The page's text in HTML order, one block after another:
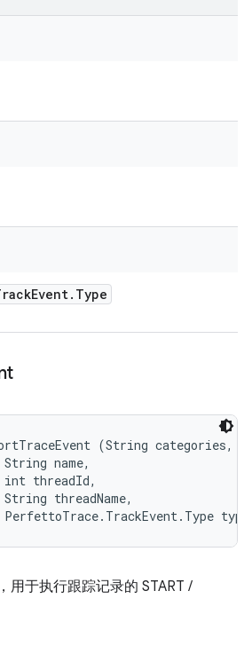
Event. Type
(String categories,
name,
threadId,
threadName,
PerfettoTrace.TrackEvent.Type
用于执行跟踪记录的 START /